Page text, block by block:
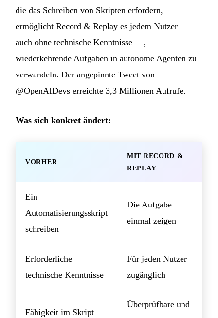
die das Schreiben von Skripten erfordern,
ermöglicht Record & Replay es jedem Nutzer —
auch ohne technische Kenntnisse —,
wiederkehrende Aufgaben in autonome Agenten zu
verwandeln. Der angepinnte Tweet von
@OpenAIDevs erreichte 3,3 Millionen Aufrufe.
Was sich konkret ändert:
VORHER
MIT RECORD &
REPLAY
Ein
Automatisierungsskript
schreiben
Die Aufgabe
einmal zeigen
Erforderliche
technische Kenntnisse
Für jeden Nutzer
zugänglich
Fähigkeit im Skript
Überprüfbare und